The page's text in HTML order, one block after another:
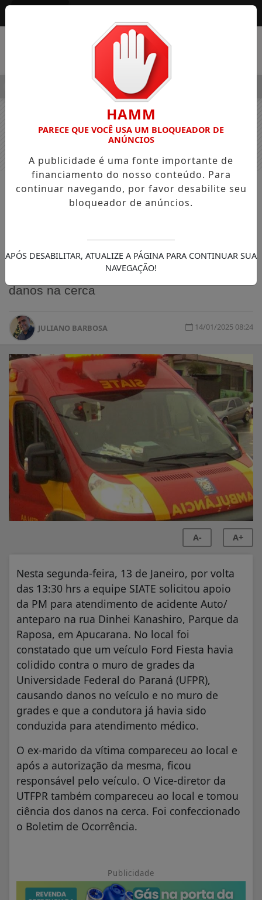
OSVALDO PEDRO DOS SANTOS, O “NEGUINHO DA
NOTÍCIAS GERAL
Mulher fica ferida após colidir carro
O Vice-diretor da UTFPR também
compareceu ao local e tomou ciência dos
danos na cerca
JULIANO BARBOSA 14/01/2025 08:24
A- A+
Nesta segunda-feira, 13 de Janeiro, por volta
das 13:30 hrs a equipe SIATE solicitou apoio
da PM para atendimento de acidente Auto/
anteparo na rua Dinhei Kanashiro, Parque da
Raposa, em Apucarana. No local foi
constatado que um veículo Ford Fiesta havia
colidido contra o muro de grades da
Universidade Federal do Paraná (UFPR),
causando danos no veículo e no muro de
grades e que a condutora já havia sido
conduzida para atendimento médico.
O ex-marido da vítima compareceu ao local e
após a autorização da mesma, ficou
responsável pelo veículo. O Vice-diretor da
UTFPR também compareceu ao local e tomou
ciência dos danos na cerca. Foi confeccionado
o Boletim de Ocorrência.
Publicidade
HAMM
PARECE QUE VOCÊ USA UM BLOQUEADOR DE
ANÚNCIOS
A publicidade é uma fonte importante de
financiamento do nosso conteúdo. Para
continuar navegando, por favor desabilite seu
bloqueador de anúncios.
APÓS DESABILITAR, ATUALIZE A PÁGINA PARA CONTINUAR SUA
NAVEGAÇÃO!